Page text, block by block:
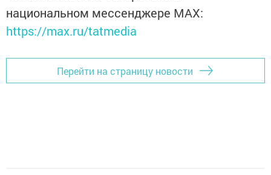
национальном мессенджере MАХ:
https://max.ru/tatmedia
Перейти на страницу новости